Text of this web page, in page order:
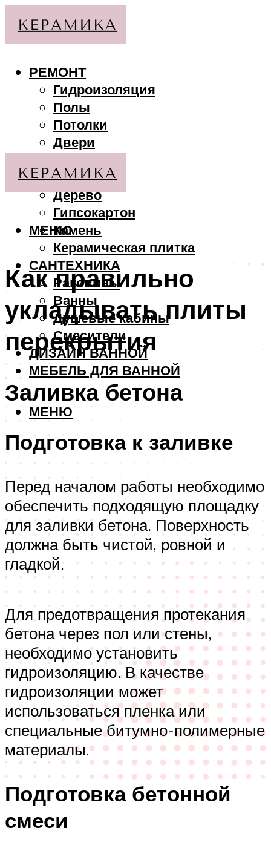
РЕМОНТ
Гидроизоляция
Полы
Потолки
Двери
МАТЕРИАЛЫ
Дерево
Гипсокартон
Камень
Керамическая плитка
САНТЕХНИКА
Раковины
Ванны
Душевые кабины
Смесители
ДИЗАЙН ВАННОЙ
МЕБЕЛЬ ДЛЯ ВАННОЙ
МЕНЮ
МЕНЮ
Как правильно
укладывать плиты
перекрытия
Заливка бетона
Подготовка к заливке
Перед началом работы необходимо
обеспечить подходящую площадку
для заливки бетона. Поверхность
должна быть чистой, ровной и
гладкой.
Для предотвращения протекания
бетона через пол или стены,
необходимо установить
гидроизоляцию. В качестве
гидроизоляции может
использоваться пленка или
специальные битумно-полимерные
материалы.
Подготовка бетонной
смеси